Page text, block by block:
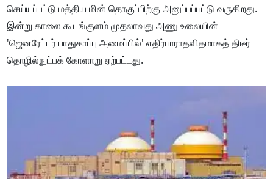
செய்யப்பட்டு மத்திய மின் தொகுப்பிற்கு அனுப்பப்பட்டு வருகிறது.
இன்று காலை கூடங்குளம் முதலாவது அணு உலையின்
'ஜெனரேட்டர் பாதுகாப்பு அமைப்பில்' எதிர்பாராதவிதமாகத் திடீர்
தொழில்நுட்பக் கோளாறு ஏற்பட்டது.